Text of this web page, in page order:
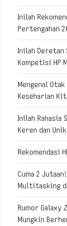
Inilah
Pertengahan
Inilah Deretan
Kompetisi HP
Mengenal
Keseharian
Inilah Rahasia
Keren dan
Rekomendasi
Cuma 2
Multitasking
Rumor Galaxy
Mungkin